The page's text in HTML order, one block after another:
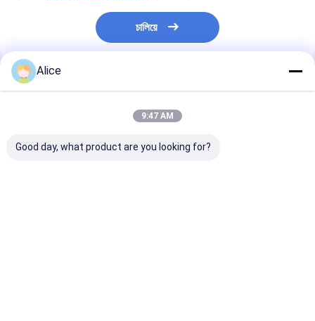
চালিয়ে
প্রস্তাবিত পণ্য
Alice
9:47 AM
Good day, what product are you looking for?